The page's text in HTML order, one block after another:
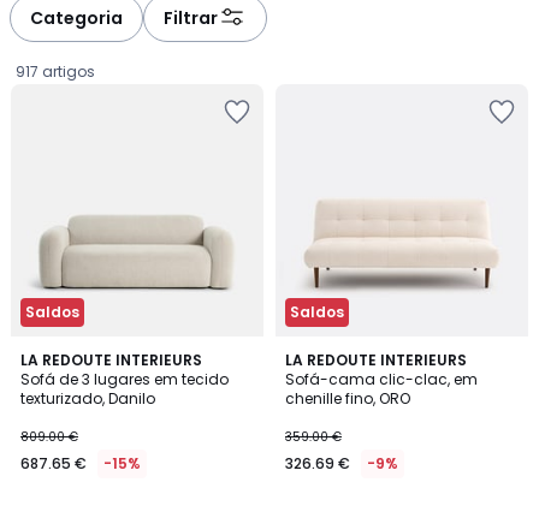
Categoria Filtrar
917 artigos
Saldos
LA REDOUTE INTERIEURS
Sofá de 3 lugares em tecido
texturizado, Danilo
€
em
809.00 €
687.65 € -15%
Saldos
LA REDOUTE INTERIEURS
Sofá-cama clic-clac, em
chenille fino, ORO
359.00 €
326.69 € -9%